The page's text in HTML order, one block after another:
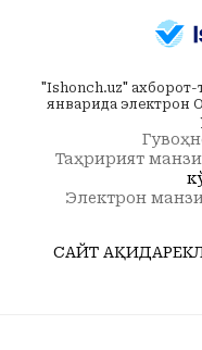
"Ishonch.uz" ахборот-
январида электрон
Таҳририят
Электрон
САЙТ ҲАҚИДА